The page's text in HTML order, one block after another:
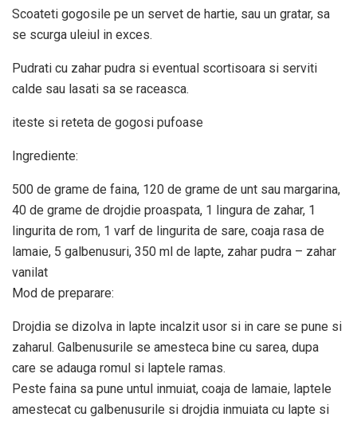
Scoateti gogosile pe un servet de hartie, sau un gratar, sa
se scurga uleiul in exces.
Pudrati cu zahar pudra si eventual scortisoara si serviti
calde sau lasati sa se raceasca.
iteste si reteta de gogosi pufoase
Ingrediente:
500 de grame de faina, 120 de grame de unt sau margarina,
40 de grame de drojdie proaspata, 1 lingura de zahar, 1
lingurita de rom, 1 varf de lingurita de sare, coaja rasa de
lamaie, 5 galbenusuri, 350 ml de lapte, zahar pudra – zahar
vanilat
Mod de preparare:
Drojdia se dizolva in lapte incalzit usor si in care se pune si
zaharul. Galbenusurile se amesteca bine cu sarea, dupa
care se adauga romul si laptele ramas.
Peste faina sa pune untul inmuiat, coaja de lamaie, laptele
amestecat cu galbenusurile si drojdia inmuiata cu lapte si